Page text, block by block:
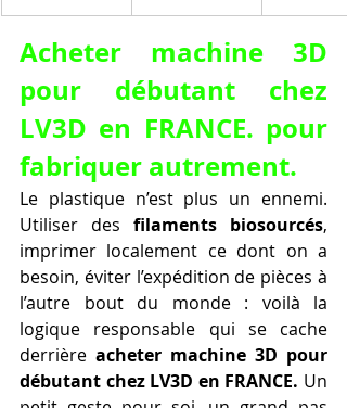
Acheter machine 3D
pour débutant chez
LV3D en FRANCE. pour
fabriquer autrement.
Le plastique n’est plus un ennemi.
Utiliser des filaments biosourcés,
imprimer localement ce dont on a
besoin, éviter l’expédition de pièces à
l’autre bout du monde : voilà la
logique responsable qui se cache
derrière acheter machine 3D pour
débutant chez LV3D en FRANCE. Un